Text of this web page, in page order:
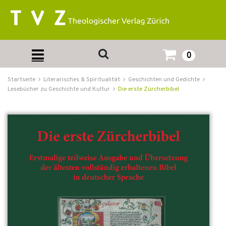
0
Startseite Literarisches & Spiritualität
Geschichten und Gedichte
Lesebücher zu Geschichte und Kultur
Die erste Zürcherbibel